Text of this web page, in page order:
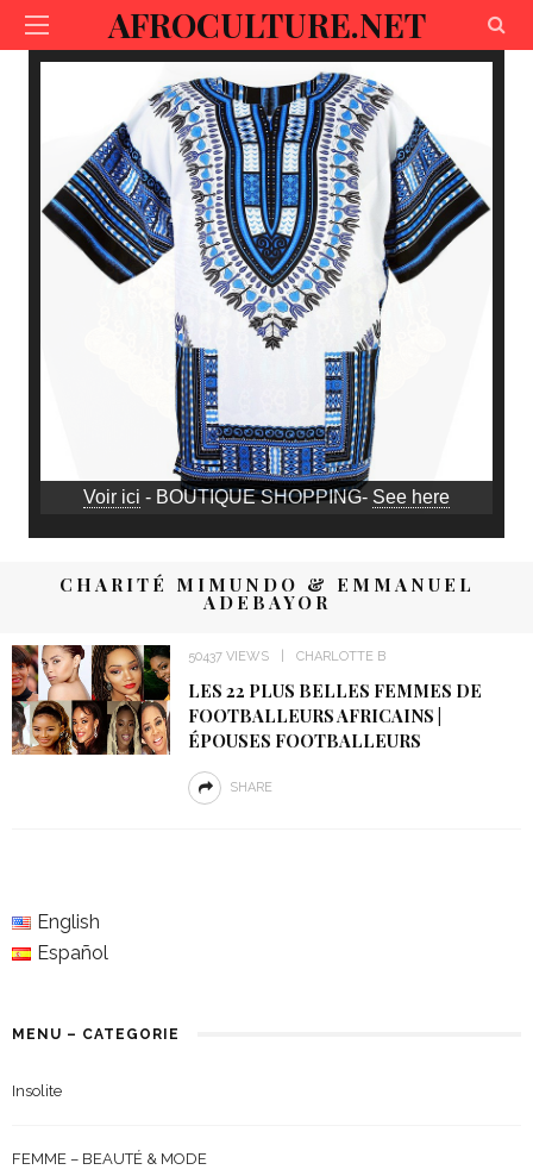
AFROCULTURE.NET
Voir ici - BOUTIQUE SHOPPING- See here
CHARITÉ MIMUNDO & EMMANUEL
ADEBAYOR
50437 VIEWS CHARLOTTE B
LES 22 PLUS BELLES FEMMES DE
FOOTBALLEURS AFRICAINS |
ÉPOUSES FOOTBALLEURS
SHARE
English
Español
MENU – CATEGORIE
Insolite
FEMME – BEAUTÉ & MODE